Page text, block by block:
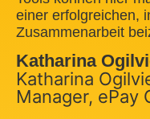
einer erfolgreichen,
Zusammenarbeit
Katharina
Katharina
Manager, ePay